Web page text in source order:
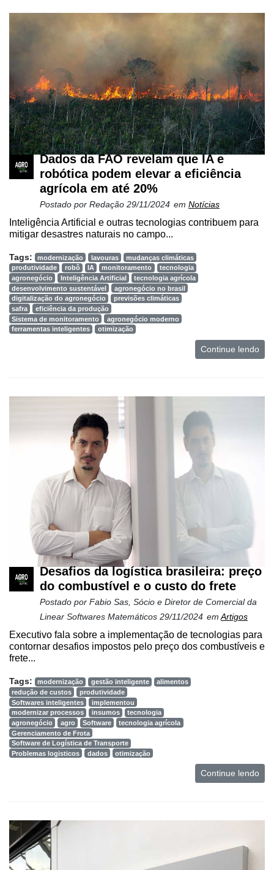
Notícias
Destaque
Mercado
Troca
de
Artigos
Agenda
Agricultura
de
Conectividade
Dados
Dados da FAO revelam que IA e
robótica podem elevar a eficiência
agrícola em até 20%
Postado por Redação 29/11/2024 em Notícias
Inteligência Artificial e outras tecnologias contribuem para
mitigar desastres naturais no campo...
Tags: modernização lavouras
mudanças climáticas
produtividade
robô IA monitoramento
tecnologia
agronegócio
Inteligência Artificial
tecnologia agrícola
desenvolvimento sustentável
agronegócio no brasil
digitalização do agronegócio
previsões climáticas
safra
eficiência da produção
Sistema de monitoramento
agronegócio moderno
ferramentas inteligentes
otimização
Continue lendo
Desafios da logística brasileira: preço
do combustível e o custo do frete
Postado por Fabio Sas, Sócio e Diretor de Comercial da
Linear Softwares Matemáticos 29/11/2024 emArtigos
Executivo fala sobre a implementação de tecnologias para
contornar desafios impostos pelo preço dos combustíveis e
frete...
Tags: modernização gestão inteligente
alimentos
redução de custos
produtividade
Softwares inteligentes
implementou
modernizar processos
insumos
tecnologia
agronegócio
agro Software
tecnologia agrícola
Gerenciamento de Frota
Software de Logística de Transporte
Problemas logisticos
dados otimização
Continue lendo